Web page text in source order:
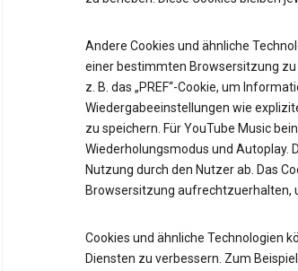
Andere Cookies und ähnliche
einer bestimmten Browsersitzung
z. B. das „PREF“-Cookie, um
Wiedergabeeinstellungen wie
zu speichern. Für YouTube Music
Wiederholungsmodus und Autoplay.
Nutzung durch den Nutzer ab. Das
Browsersitzung aufrechtzuerhalten,
Cookies und ähnliche Technologien
Diensten zu verbessern. Zum